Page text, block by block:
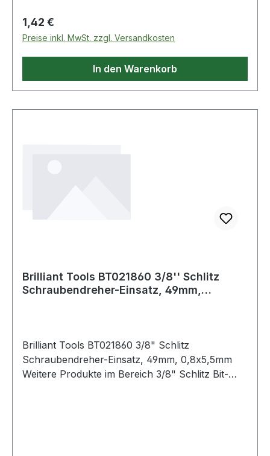
Regulärer Preis:
1,42 €
Preise inkl. MwSt. zzgl. Versandkosten
In den Warenkorb
Brilliant Tools BT021860 3/8'' Schlitz
Schraubendreher-Einsatz, 49mm,
Brilliant Tools BT021860 3/8" Schlitz
Schraubendreher-Einsatz, 49mm, 0,8x5,5mm
Weitere Produkte im Bereich 3/8" Schlitz Bit-